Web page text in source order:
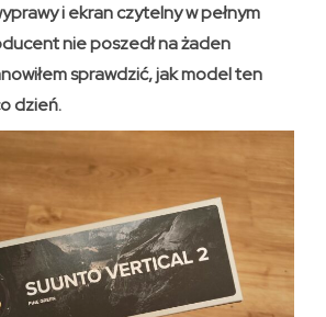
i ekran czytelny w pełnym
nie poszedł na żaden
sprawdzić, jak model ten
dzień.